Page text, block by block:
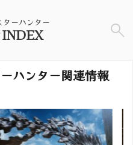
ターハンター
INDEX
ハンター関連情報